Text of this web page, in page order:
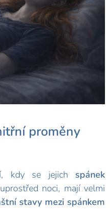
proměny
kdy se jejich spánek
noci, mají velmi
stavy mezi spánkem